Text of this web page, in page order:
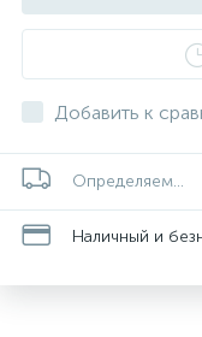
Добавить к
Определяем...
Наличный и